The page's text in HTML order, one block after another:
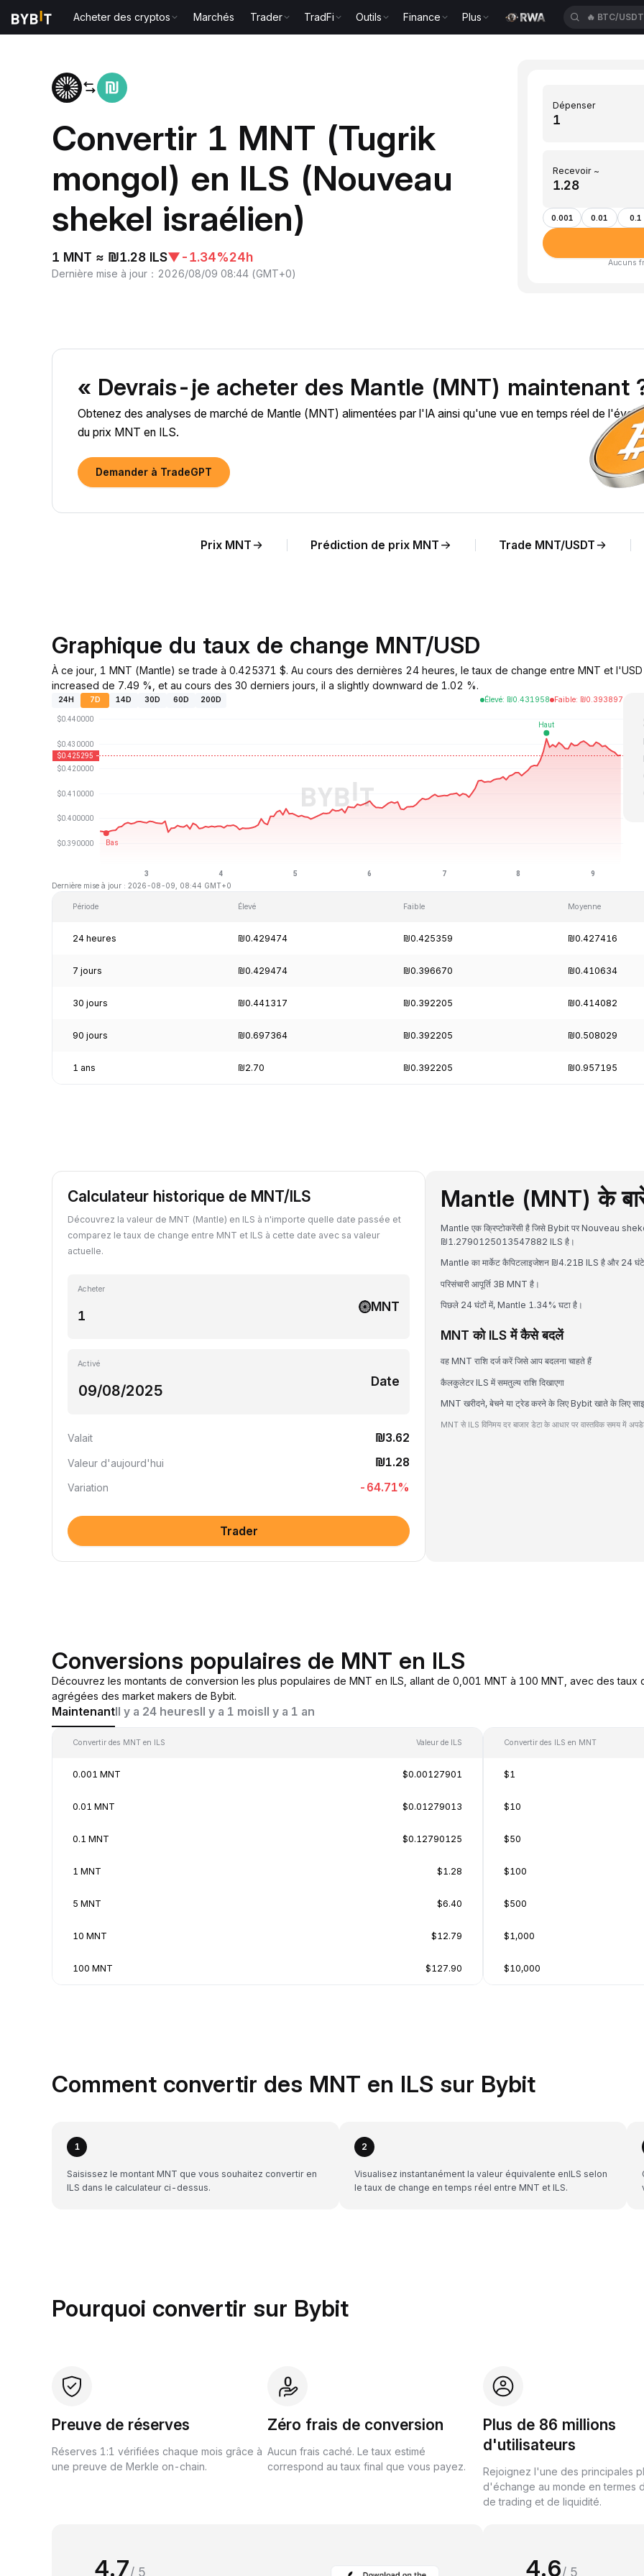
Acheter des cryptos Marchés Trader TradFi Outils Finance Plus 🔥 BTC/USDT
Convertir 1 MNT (Tugrik
mongol) en ILS (Nouveau
shekel israélien)
1 MNT ≈ ₪1.28 ILS▼-1.34%24h
Dernière mise à jour ： 2026/08/09 08:44 (GMT+0)
Dépenser
Recevoir ~
0.001 0.01 0.1
Aucuns
« Devrais-je acheter des Mantle (MNT) maintenant
Obtenez des analyses de marché de Mantle (MNT) alimentées par l'IA ainsi qu'une vue en temps réel de
du prix MNT en ILS.
Demander à TradeGPT
Prix MNT Prédiction de prix MNT Trade MNT/USDT
Graphique du taux de change MNT/USD
À ce jour, 1 MNT (Mantle) se trade à 0.425371 $. Au cours des dernières 24 heures, le taux de change entre MNT et
increased de 7.49 %, et au cours des 30 derniers jours, il a slightly downward de 1.02 %.
24H 7D 14D 30D 60D 200D Élevé: ₪0.431958 Faible: ₪0.393897
Dernière mise à jour : 2026-08-09, 08:44 GMT+0
Période Élevé Faible Moyenne
24 heures ₪0.429474 ₪0.425359 ₪0.427416
7 jours ₪0.429474 ₪0.396670 ₪0.410634
30 jours ₪0.441317 ₪0.392205 ₪0.414082
90 jours ₪0.697364 ₪0.392205 ₪0.508029
1 ans ₪2.70 ₪0.392205 ₪0.957195
Calculateur historique de MNT/ILS
Découvrez la valeur de MNT (Mantle) en ILS à n'importe quelle date passée et
comparez le taux de change entre MNT et ILS à cette date avec sa valeur
actuelle.
Acheter
MNT
Activé
Date
Valait ₪3.62
Valeur d'aujourd'hui ₪1.28
Variation -64.71%
Trader
Mantle (MNT) के
Mantle एक क्रिप्टोकरेंसी है जिसे Bybit पर Nouveau
₪1.2790125013547882 ILS है।
Mantle का मार्केट कैपिटलाइजेशन ₪4.21B ILS है और 24
परिसंचारी आपूर्ति 3B MNT है।
पिछले 24 घंटों में, Mantle 1.34% घटा है।
MNT को ILS में कैसे बदलें
वह MNT राशि दर्ज करें जिसे आप बदलना चाहते हैं
कैलकुलेटर ILS में समतुल्य राशि दिखाएगा
MNT खरीदने, बेचने या ट्रेड करने के लिए Bybit खाते के लिए
MNT से ILS विनिमय दर बाजार डेटा के आधार पर वास्तविक समय में
Conversions populaires de MNT en ILS
Découvrez les montants de conversion les plus populaires de MNT en ILS, allant de 0,001 MNT à 100 MNT, avec des
agrégées des market makers de Bybit.
MaintenantIl y a 24 heuresIl y a 1 moisIl y a 1 an
Convertir des MNT en ILS Valeur de ILS
0.001 MNT $0.00127901
0.01 MNT $0.01279013
0.1 MNT $0.12790125
1 MNT $1.28
5 MNT $6.40
10 MNT $12.79
100 MNT $127.90
Convertir des ILS en MNT
$1
$10
$50
$100
$500
$1,000
$10,000
Comment convertir des MNT en ILS sur Bybit
1
Saisissez le montant MNT que vous souhaitez convertir en
ILS dans le calculateur ci-dessus.
2
Visualisez instantanément la valeur équivalente enILS selon
le taux de change en temps réel entre MNT et ILS.
Pourquoi convertir sur Bybit
Preuve de réserves
Réserves 1:1 vérifiées chaque mois grâce à
une preuve de Merkle on-chain.
Zéro frais de conversion
Aucun frais caché. Le taux estimé
correspond au taux final que vous payez.
Plus de 86 millions
d'utilisateurs
Rejoignez l'une des principales
d'échange au monde en termes
de trading et de liquidité.
4.7/ 5 4.6/ 5